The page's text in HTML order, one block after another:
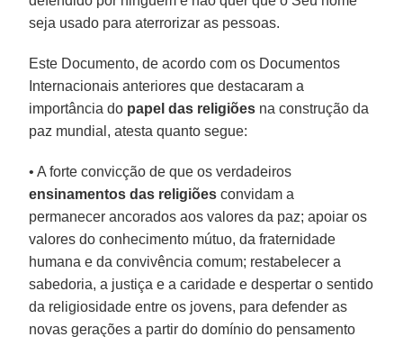
seja usado para aterrorizar as pessoas.
Este Documento, de acordo com os Documentos
Internacionais anteriores que destacaram a
importância do papel das religiões na construção da
paz mundial, atesta quanto segue:
• A forte convicção de que os verdadeiros
ensinamentos das religiões convidam a
permanecer ancorados aos valores da paz; apoiar os
valores do conhecimento mútuo, da fraternidade
humana e da convivência comum; restabelecer a
sabedoria, a justiça e a caridade e despertar o sentido
da religiosidade entre os jovens, para defender as
novas gerações a partir do domínio do pensamento